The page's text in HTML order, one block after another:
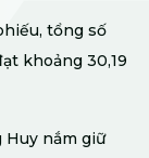
tổng số
khoảng 30,19
Huy nắm giữ